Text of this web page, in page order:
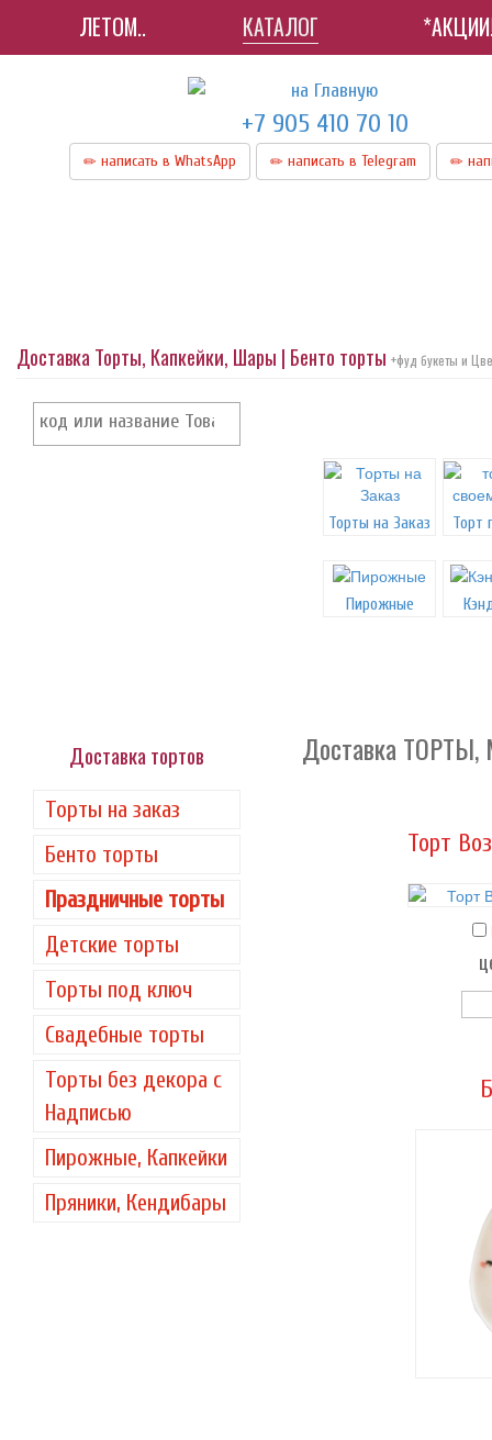
ЛЕТОМ.. КАТАЛОГ
+7 905 410 70 10
написать в WhatsApp написать в Telegram
Доставка Торты, Капкейки, Шары | Бенто торты +фуд букеты и
Торты на Заказ Торт
Пирожные
Доставка тортов
Торты на заказ
Бенто торты
Праздничные торты
Детские торты
Торты под ключ
Свадебные торты
Торты без декора с
Надписью
Пирожные, Капкейки
Пряники, Кендибары
Доставка ТОРТЫ,
Торт